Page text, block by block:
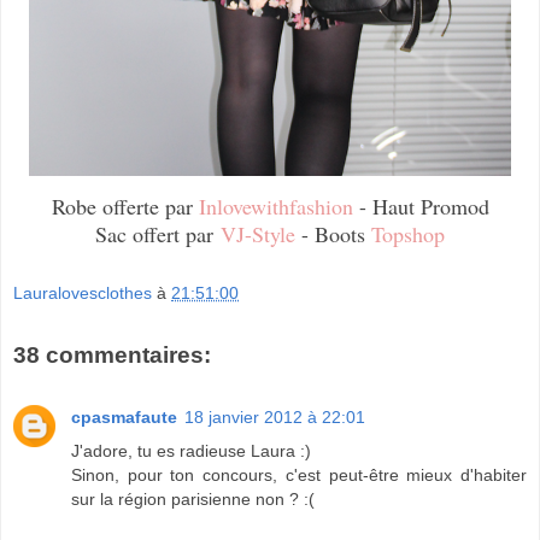
Robe offerte par Inlovewithfashion- Haut Promod
Sac offert par VJ-Style - Boots Topshop
Lauralovesclothes à 21:51:00
38 commentaires:
cpasmafaute 18 janvier 2012 à 22:01
J'adore, tu es radieuse Laura :)
Sinon, pour ton concours, c'est peut-être mieux d'habiter
sur la région parisienne non ? :(